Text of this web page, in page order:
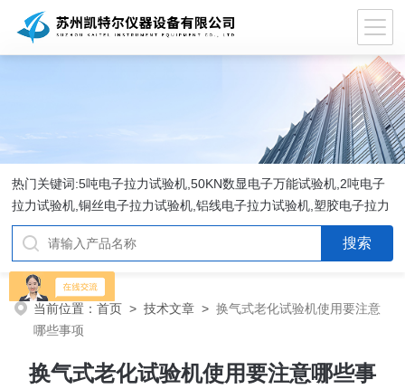
热门关键词:5吨电子拉力试验机,50KN数显电子万能试验机,2吨电子
拉力试验机,铜丝电子拉力试验机,铝线电子拉力试验机,塑胶电子拉力
试验机.
当前位置：首页 >技术文章 >换气式老化试验机使用要注意
哪些事项
换气式老化试验机使用要注意哪些事